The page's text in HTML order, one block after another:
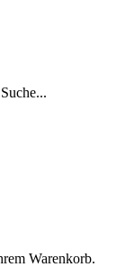
Suche...
Warenkorb.